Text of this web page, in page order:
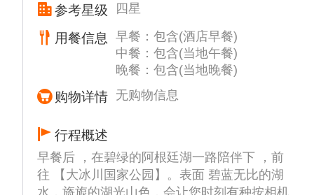
参考星级 四星
用餐信息
早餐：包含(酒店早餐)
中餐：包含(当地午餐)
晚餐：包含(当地晚餐)
购物详情 无购物信息
行程概述
早餐后 ，在碧绿的阿根廷湖一路陪伴下 ，前
往 【大冰川国家公园】。表面 碧蓝无比的湖